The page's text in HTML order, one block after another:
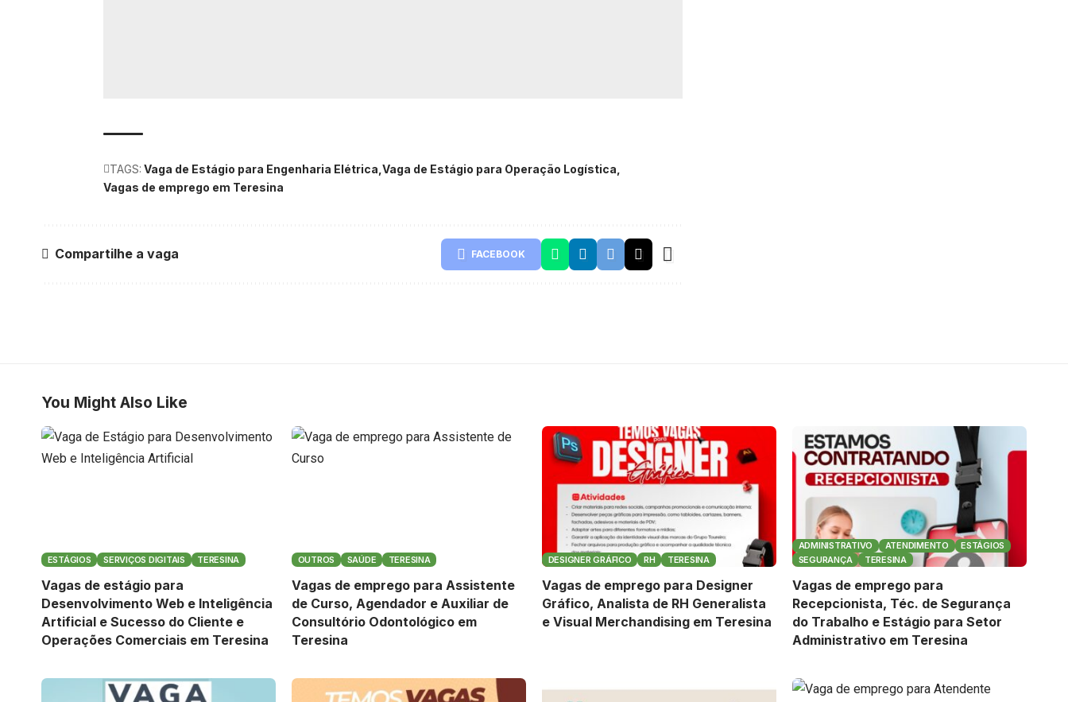
TAGS: Vaga de Estágio para Engenharia Elétrica Vaga de Estágio para Operação Logística
Vagas de emprego em Teresina
Compartilhe a vaga FACEBOOK
You Might Also Like
ESTÁGIOS SERVIÇOS DIGITAIS TERESINA
Vagas de estágio para
Desenvolvimento Web e Inteligência
Artificial e Sucesso do Cliente e
Operações Comerciais em Teresina
OUTROS SAÚDE TERESINA
Vagas de emprego para Assistente
de Curso, Agendador e Auxiliar de
Consultório Odontológico em
Teresina
DESIGNER GRÁFICO RH TERESINA
Vagas de emprego para Designer
Gráfico, Analista de RH Generalista
e Visual Merchandising em Teresina
ADMINISTRATIVO ATENDIMENTO
ESTÁGIOS
SEGURANÇA
TERESINA
Vagas de emprego para
Recepcionista, Téc. de Segurança
do Trabalho e Estágio para Setor
Administrativo em Teresina